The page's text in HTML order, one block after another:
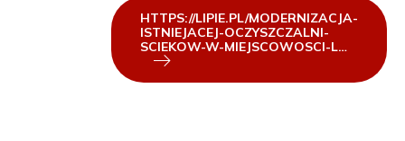
HTTPS://LIPIE.PL/MODERNIZACJA-
ISTNIEJACEJ-OCZYSZCZALNI-
SCIEKOW-W-MIEJSCOWOSCI-L…